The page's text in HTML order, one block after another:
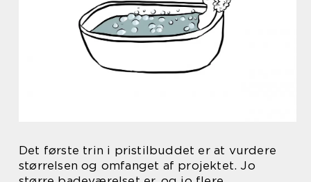
Det første trin i pristilbuddet er at vurdere
størrelsen og omfanget af projektet. Jo